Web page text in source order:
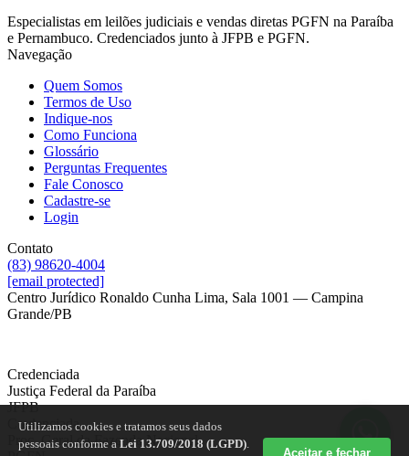
Especialistas em leilões judiciais e vendas diretas PGFN na Paraíba
e Pernambuco. Credenciados junto à JFPB e PGFN.
Navegação
Quem Somos
Termos de Uso
Indique-nos
Como Funciona
Glossário
Perguntas Frequentes
Fale Conosco
Cadastre-se
Login
Contato
(83) 98620-4004
[email protected]
Centro Jurídico Ronaldo Cunha Lima, Sala 1001 — Campina
Grande/PB
Credenciada
Justiça Federal da Paraíba
JFPB
Credenciada
Proc. Geral da Fazenda Nacional
Utilizamos cookies e tratamos seus dados
pessoais conforme a Lei 13.709/2018 (LGPD).
Aceitar e fechar